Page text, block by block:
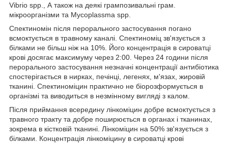
Vibrio spp., А також на деякі грампозивальні грам.
мікроорганізми та Mycoplassma spp.
Спектиномін після перорального застосування погано
всмоктується в травному каналі. Спектиноміц зв'язується з
білками не більш ніж на 10%. Його концентрація в сироватці
крові досягає максимуму через 2:00. Через 24 години після
перорального застосування незначні концентрації антибіотика
спостерігається в нирках, печінці, легенях, м'язах, жировій
тканині. Спектиноміцин практично не біорозформується в
організмі та виводиться в незмінному вигляді з калом.
Після приймання всередину лінкоміцин добре всмоктується з
травного тракту та добре поширюється в органах і тканинах,
зокрема в кістковій тканині. Лінкоміцин на 50% зв'язується з
білками. Концентрація лінкоміцину в сироватці крові